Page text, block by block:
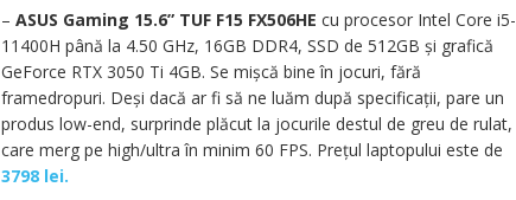
– ASUS Gaming 15.6” TUF F15 FX506HE cu procesor Intel Core i5-
11400H până la 4.50 GHz, 16GB DDR4, SSD de 512GB și grafică
GeForce RTX 3050 Ti 4GB. Se mișcă bine în jocuri, fără
framedropuri. Deși dacă ar fi să ne luăm după specificații, pare un
produs low-end, surprinde plăcut la jocurile destul de greu de rulat,
care merg pe high/ultra în minim 60 FPS. Prețul laptopului este de
3798 lei.